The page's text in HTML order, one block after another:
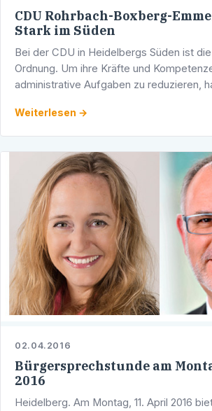
CDU Rohrbach-Boxberg-
Stark im Süden
Bei der CDU in Heidelbergs Süden ist
Ordnung. Um ihre Kräfte und
administrative Aufgaben zu reduzieren,
…
Weiterlesen →
02.04.2016
Bürgersprechstunde am
2016
Heidelberg. Am Montag, 11. April 2016